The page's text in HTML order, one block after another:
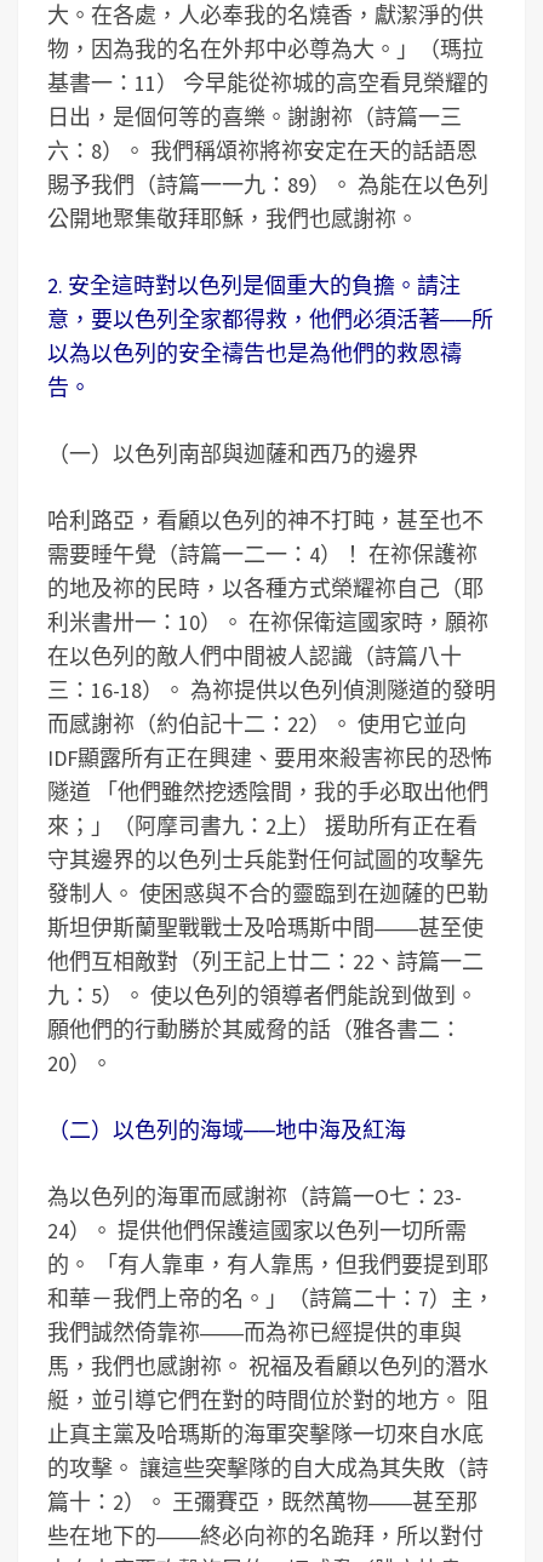
大。在各處，人必奉我的名燒香，獻潔淨的供
物，因為我的名在外邦中必尊為大。」（瑪拉
基書一：11） 今早能從祢城的高空看見榮耀的
日出，是個何等的喜樂。謝謝祢（詩篇一三
六：8）。 我們稱頌祢將祢安定在天的話語恩
賜予我們（詩篇一一九：89）。 為能在以色列
公開地聚集敬拜耶穌，我們也感謝祢。
2. 安全這時對以色列是個重大的負擔。請注
意，要以色列全家都得救，他們必須活著──所
以為以色列的安全禱告也是為他們的救恩禱
告。
（一）以色列南部與迦薩和西乃的邊界
哈利路亞，看顧以色列的神不打盹，甚至也不
需要睡午覺（詩篇一二一：4）！ 在祢保護祢
的地及祢的民時，以各種方式榮耀祢自己（耶
利米書卅一：10）。 在祢保衛這國家時，願祢
在以色列的敵人們中間被人認識（詩篇八十
三：16-18）。 為祢提供以色列偵測隧道的發明
而感謝祢（約伯記十二：22）。 使用它並向
IDF顯露所有正在興建、要用來殺害祢民的恐怖
隧道 「他們雖然挖透陰間，我的手必取出他們
來；」（阿摩司書九：2上） 援助所有正在看
守其邊界的以色列士兵能對任何試圖的攻擊先
發制人。 使困惑與不合的靈臨到在迦薩的巴勒
斯坦伊斯蘭聖戰戰士及哈瑪斯中間――甚至使
他們互相敵對（列王記上廿二：22、詩篇一二
九：5）。 使以色列的領導者們能說到做到。
願他們的行動勝於其威脅的話（雅各書二：
20）。
（二）以色列的海域──地中海及紅海
為以色列的海軍而感謝祢（詩篇一O七：23-
24）。 提供他們保護這國家以色列一切所需
的。 「有人靠車，有人靠馬，但我們要提到耶
和華－我們上帝的名。」（詩篇二十：7）主，
我們誠然倚靠祢――而為祢已經提供的車與
馬，我們也感謝祢。 祝福及看顧以色列的潛水
艇，並引導它們在對的時間位於對的地方。 阻
止真主黨及哈瑪斯的海軍突擊隊一切來自水底
的攻擊。 讓這些突擊隊的自大成為其失敗（詩
篇十：2）。 王彌賽亞，既然萬物――甚至那
些在地下的――終必向祢的名跪拜，所以對付